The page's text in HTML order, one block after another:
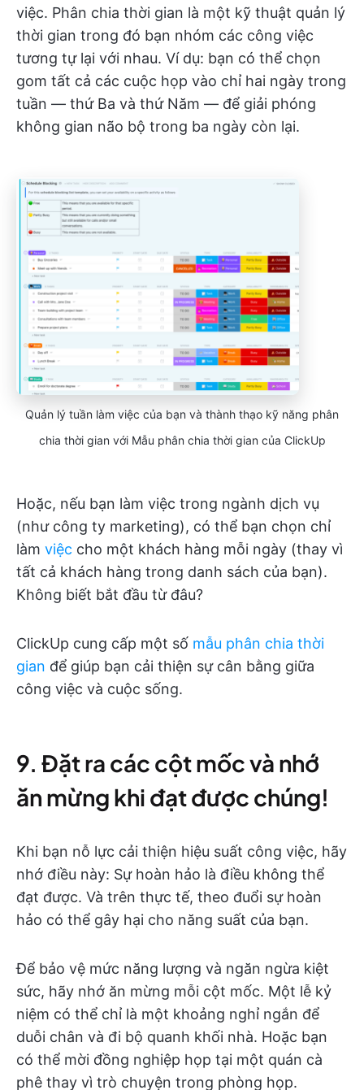
việc. Phân chia thời gian là một kỹ thuật quản lý
thời gian trong đó bạn nhóm các công việc
tương tự lại với nhau. Ví dụ: bạn có thể chọn
gom tất cả các cuộc họp vào chỉ hai ngày trong
tuần — thứ Ba và thứ Năm — để giải phóng
không gian não bộ trong ba ngày còn lại.
Quản lý tuần làm việc của bạn và thành thạo kỹ năng phân
chia thời gian với Mẫu phân chia thời gian của ClickUp
Hoặc, nếu bạn làm việc trong ngành dịch vụ
(như công ty marketing), có thể bạn chọn chỉ
làm việc cho một khách hàng mỗi ngày (thay vì
tất cả khách hàng trong danh sách của bạn).
Không biết bắt đầu từ đâu?
ClickUp cung cấp một số mẫu phân chia thời
gian để giúp bạn cải thiện sự cân bằng giữa
công việc và cuộc sống.
9. Đặt ra các cột mốc và nhớ
ăn mừng khi đạt được chúng!
Khi bạn nỗ lực cải thiện hiệu suất công việc, hãy
nhớ điều này: Sự hoàn hảo là điều không thể
đạt được. Và trên thực tế, theo đuổi sự hoàn
hảo có thể gây hại cho năng suất của bạn.
Để bảo vệ mức năng lượng và ngăn ngừa kiệt
sức, hãy nhớ ăn mừng mỗi cột mốc. Một lễ kỷ
niệm có thể chỉ là một khoảng nghỉ ngắn để
duỗi chân và đi bộ quanh khối nhà. Hoặc bạn
có thể mời đồng nghiệp họp tại một quán cà
phê thay vì trò chuyện trong phòng họp.